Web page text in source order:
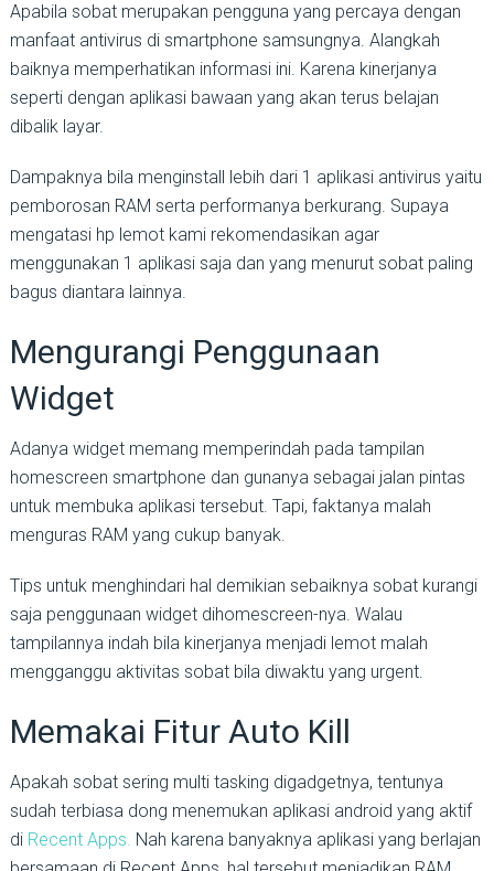
Apabila sobat merupakan pengguna yang percaya dengan
manfaat antivirus di smartphone samsungnya. Alangkah
baiknya memperhatikan informasi ini. Karena kinerjanya
seperti dengan aplikasi bawaan yang akan terus belajan
dibalik layar.
Dampaknya bila menginstall lebih dari 1 aplikasi antivirus yaitu
pemborosan RAM serta performanya berkurang. Supaya
mengatasi hp lemot kami rekomendasikan agar
menggunakan 1 aplikasi saja dan yang menurut sobat paling
bagus diantara lainnya.
Mengurangi Penggunaan
Widget
Adanya widget memang memperindah pada tampilan
homescreen smartphone dan gunanya sebagai jalan pintas
untuk membuka aplikasi tersebut. Tapi, faktanya malah
menguras RAM yang cukup banyak.
Tips untuk menghindari hal demikian sebaiknya sobat kurangi
saja penggunaan widget dihomescreen-nya. Walau
tampilannya indah bila kinerjanya menjadi lemot malah
mengganggu aktivitas sobat bila diwaktu yang urgent.
Memakai Fitur Auto Kill
Apakah sobat sering multi tasking digadgetnya, tentunya
sudah terbiasa dong menemukan aplikasi android yang aktif
di Recent Apps. Nah karena banyaknya aplikasi yang berlajan